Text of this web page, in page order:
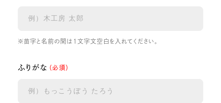
※苗字と名前の間は1文字文空白を入れてください。
ふりがな （必須）